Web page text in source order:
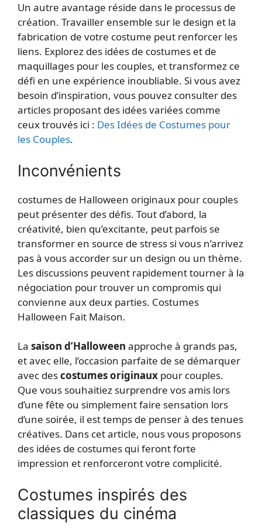
Un autre avantage réside dans le processus de
création. Travailler ensemble sur le design et la
fabrication de votre costume peut renforcer les
liens. Explorez des idées de costumes et de
maquillages pour les couples, et transformez ce
défi en une expérience inoubliable. Si vous avez
besoin d’inspiration, vous pouvez consulter des
articles proposant des idées variées comme
ceux trouvés ici : Des Idées de Costumes pour
les Couples.
Inconvénients
costumes de Halloween originaux pour couples
peut présenter des défis. Tout d’abord, la
créativité, bien qu’excitante, peut parfois se
transformer en source de stress si vous n’arrivez
pas à vous accorder sur un design ou un thème.
Les discussions peuvent rapidement tourner à la
négociation pour trouver un compromis qui
convienne aux deux parties. Costumes
Halloween Fait Maison.
La saison d’Halloween approche à grands pas,
et avec elle, l’occasion parfaite de se démarquer
avec descostumes originaux pour couples.
Que vous souhaitiez surprendre vos amis lors
d’une fête ou simplement faire sensation lors
d’une soirée, il est temps de penser à des tenues
créatives. Dans cet article, nous vous proposons
des idées de costumes qui feront forte
impression et renforceront votre complicité.
Costumes inspirés des
classiques du cinéma